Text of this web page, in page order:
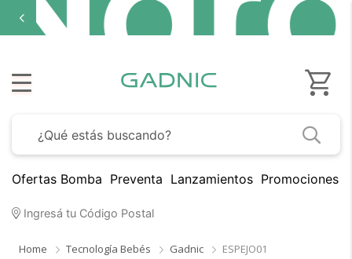
Ofertas Bomba Preventa Lanzamientos Promociones
Ingresá tu Código Postal
Home Tecnología Bebés Gadnic ESPEJO01